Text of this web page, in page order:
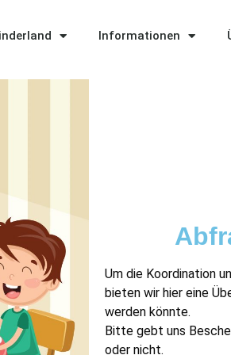
Informationen
Um die Koordination
bieten wir hier eine
werden könnte.
Bitte gebt uns
oder nicht.